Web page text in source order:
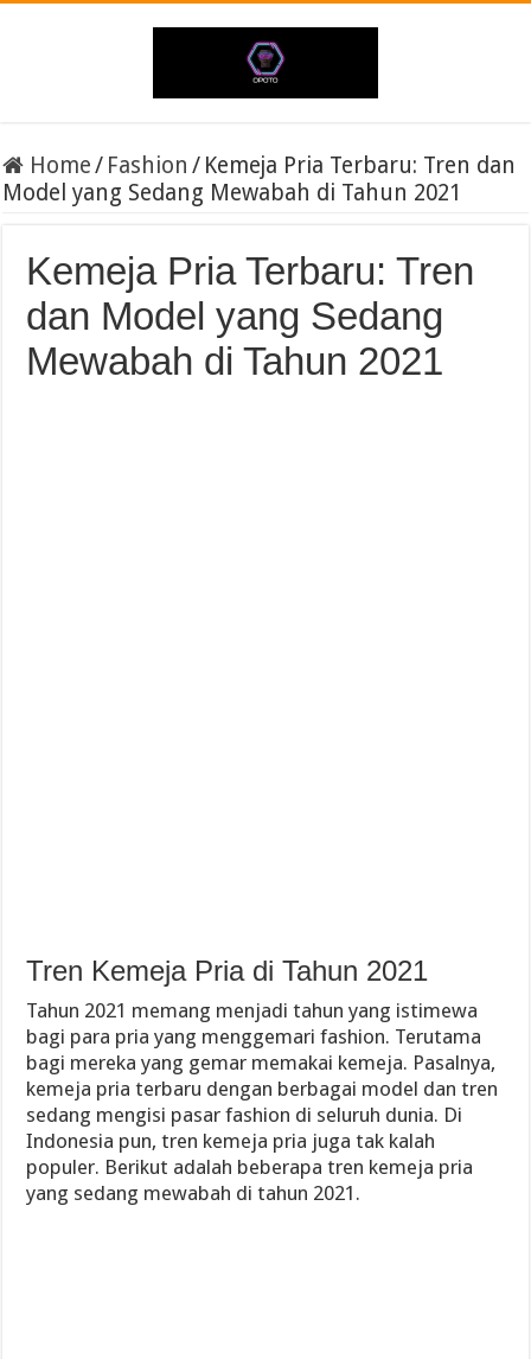
Home/ Fashion / Kemeja Pria Terbaru: Tren dan
Model yang Sedang Mewabah di Tahun 2021
Kemeja Pria Terbaru: Tren
dan Model yang Sedang
Mewabah di Tahun 2021
Tren Kemeja Pria di Tahun 2021
Tahun 2021 memang menjadi tahun yang istimewa
bagi para pria yang menggemari fashion. Terutama
bagi mereka yang gemar memakai kemeja. Pasalnya,
kemeja pria terbaru dengan berbagai model dan tren
sedang mengisi pasar fashion di seluruh dunia. Di
Indonesia pun, tren kemeja pria juga tak kalah
populer. Berikut adalah beberapa tren kemeja pria
yang sedang mewabah di tahun 2021.